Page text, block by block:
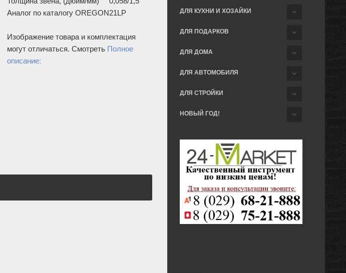
ДЛЯ КУХНИ И ХОЗАЙКИ
ДЛЯ ПОДАРКОВ
ДЛЯ ДОМА
ДЛЯ АВТОМОБИЛЯ
ДЛЯ СТРОЙКИ
НОВЫЙ ГОД!
Аналог по каталогу OREGON21LP
Изображение товара и комплектация
могут отличаться. Смотреть Полное
описание: